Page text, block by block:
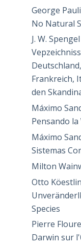
George
No Natural
J. W.
Frankreich,
den
Máximo
Pensando la
Máximo
Sistemas
Milton
Otto
Species
Pierre
Darwin sur